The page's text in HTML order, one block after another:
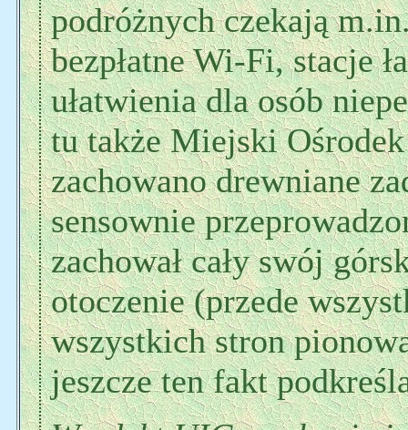
podróżnych czekają
bezpłatne Wi-Fi, stacje
ułatwienia dla osób
tu także Miejski
zachowano drewniane
sensownie
zachował cały swój
otoczenie (przede
wszystkich stron
jeszcze ten fakt